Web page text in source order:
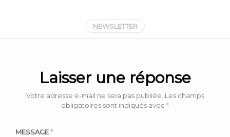
NEWSLETTER
Laisser une réponse
Votre adresse e-mail ne sera pas publiée. Les champs
obligatoires sont indiqués avec *
MESSAGE*